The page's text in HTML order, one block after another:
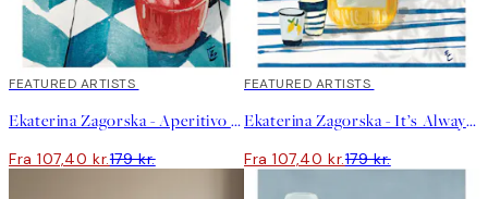
40%*
FEATURED ARTISTS
Ekaterina Zagorska - Aperitivo Plakat
Fra 107,40 kr.179 kr.
40%*
FEATURED ARTISTS
Ekaterina Zagorska - It’s Always Limoncello Time Plakat
Fra 107,40 kr.179 kr.